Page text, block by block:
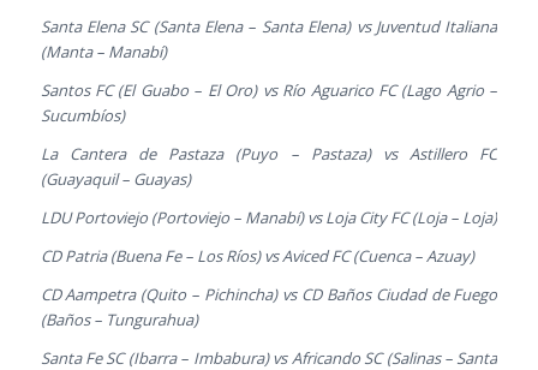
Santa Elena SC (Santa Elena – Santa Elena) vs Juventud Italiana
(Manta – Manabí)
Santos FC (El Guabo – El Oro) vs Río Aguarico FC (Lago Agrio –
Sucumbíos)
La Cantera de Pastaza (Puyo – Pastaza) vs Astillero FC
(Guayaquil – Guayas)
LDU Portoviejo (Portoviejo – Manabí) vs Loja City FC (Loja – Loja)
CD Patria (Buena Fe – Los Ríos) vs Aviced FC (Cuenca – Azuay)
CD Aampetra (Quito – Pichincha) vs CD Baños Ciudad de Fuego
(Baños – Tungurahua)
Santa Fe SC (Ibarra – Imbabura) vs Africando SC (Salinas – Santa